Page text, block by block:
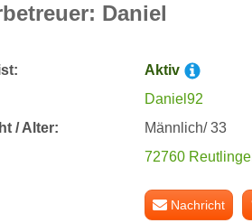
Daniel
Aktiv
Daniel92
/ Alter:
Männlich/ 33
72760
Nachricht